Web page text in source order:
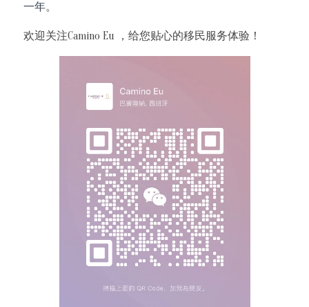
一年。
欢迎关注Camino Eu ，给您贴心的移民服务体验！